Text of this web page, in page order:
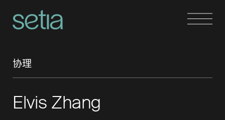
协理
Elvis Zhang